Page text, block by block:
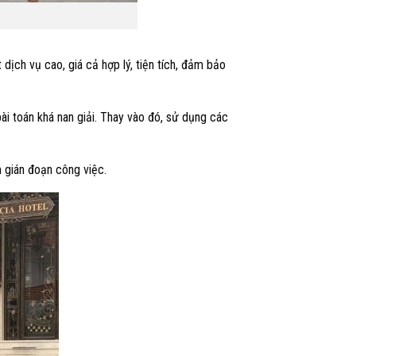
dịch vụ cao, giá cả hợp lý, tiện tích, đảm bảo
toán khá nan giải. Thay vào đó, sử dụng các
đoạn công việc.